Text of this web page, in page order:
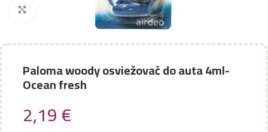
Zobraziť väčší obrázok
Paloma woody osviežovač do auta 4ml-
Ocean fresh
2,19€